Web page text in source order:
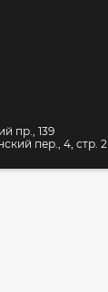
пр., 139
пер., 4, стр. 2